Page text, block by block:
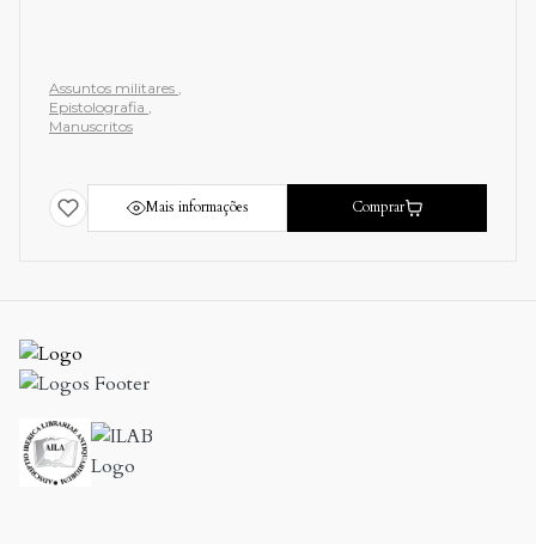
Assuntos militares
Epistolografia
Manuscritos
Mais informações Comprar